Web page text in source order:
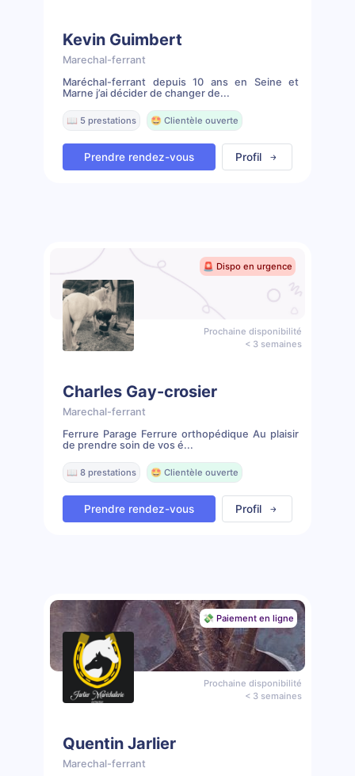
Kevin Guimbert
Marechal-ferrant
Maréchal-ferrant depuis 10 ans en Seine et
Marne j’ai décider de changer de...
📖 5 prestations 🤩 Clientèle ouverte
Prendre rendez-vous Profil
🚨 Dispo en urgence
Prochaine disponibilité
< 3 semaines
Charles Gay-crosier
Marechal-ferrant
Ferrure Parage Ferrure orthopédique Au plaisir
de prendre soin de vos é...
📖 8 prestations 🤩 Clientèle ouverte
Prendre rendez-vous Profil
💸 Paiement en ligne
Prochaine disponibilité
< 3 semaines
Quentin Jarlier
Marechal-ferrant